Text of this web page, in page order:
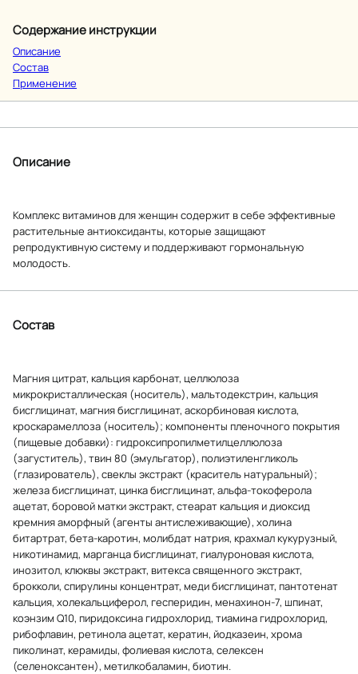
Содержание инструкции
Описание
Состав
Применение
Описание
Комплекс витаминов для женщин содержит в себе эффективные
растительные антиоксиданты, которые защищают
репродуктивную систему и поддерживают гормональную
молодость.
Состав
Магния цитрат, кальция карбонат, целлюлоза
микрокристаллическая (носитель), мальтодекстрин, кальция
бисглицинат, магния бисглицинат, аскорбиновая кислота,
кроскарамеллоза (носитель); компоненты пленочного покрытия
(пищевые добавки): гидроксипропилметилцеллюлоза
(загуститель), твин 80 (эмульгатор), полиэтиленгликоль
(глазирователь), свеклы экстракт (краситель натуральный);
железа бисглицинат, цинка бисглицинат, альфа-токоферола
ацетат, боровой матки экстракт, стеарат кальция и диоксид
кремния аморфный (агенты антислеживающие), холина
битартрат, бета-каротин, молибдат натрия, крахмал кукурузный,
никотинамид, марганца бисглицинат, гиалуроновая кислота,
инозитол, клюквы экстракт, витекса священного экстракт,
брокколи, спирулины концентрат, меди бисглицинат, пантотенат
кальция, холекальциферол, гесперидин, менахинон-7, шпинат,
коэнзим Q10, пиридоксина гидрохлорид, тиамина гидрохлорид,
рибофлавин, ретинола ацетат, кератин, йодказеин, хрома
пиколинат, керамиды, фолиевая кислота, селексен
(селеноксантен), метилкобаламин, биотин.